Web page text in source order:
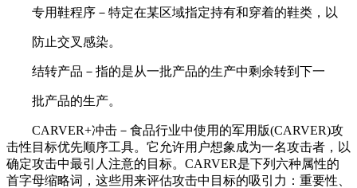
专用鞋程序－特定在某区域指定持有和穿着的鞋类，以
防止交叉感染。
结转产品－指的是从一批产品的生产中剩余转到下一
批产品的生产。
CARVER+冲击－食品行业中使用的军用版(CARVER)攻
击性目标优先顺序工具。它允许用户想象成为一名攻击者，以
确定攻击中最引人注意的目标。CARVER是下列六种属性的
首字母缩略词，这些用来评估攻击中目标的吸引力：重要性、